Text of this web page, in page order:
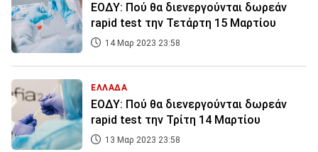
ΕΟΔΥ: Πού θα διενεργούνται δωρεάν
rapid test την Τετάρτη 15 Μαρτίου
14 Μαρ 2023 23:58
ΕΛΛΑΔΑ
ΕΟΔΥ: Πού θα διενεργούνται δωρεάν
rapid test την Τρίτη 14 Μαρτίου
13 Μαρ 2023 23:58